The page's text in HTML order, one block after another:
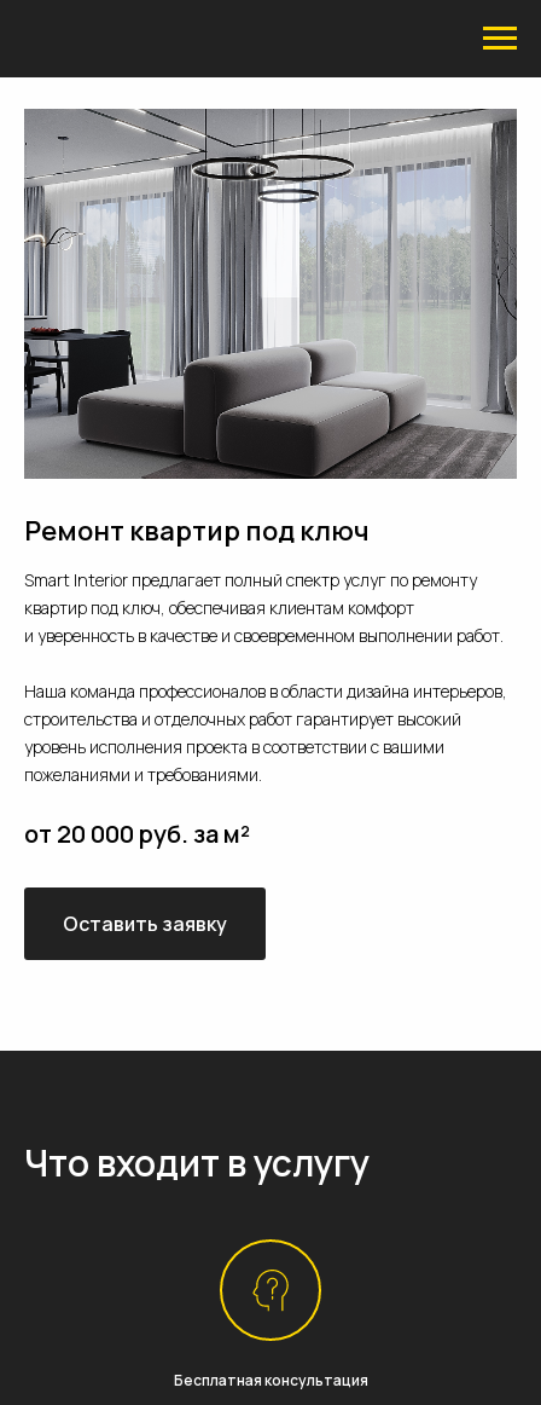
Ремонт квартир под ключ
Smart Interior предлагает полный спектр услуг по ремонту
квартир под ключ, обеспечивая клиентам комфорт
и уверенность в качестве и своевременном выполнении работ.
Наша команда профессионалов в области дизайна интерьеров,
строительства и отделочных работ гарантирует высокий
уровень исполнения проекта в соответствии с вашими
пожеланиями и требованиями.
от 20 000 руб. за м²
Оставить заявку
Что входит в услугу
Бесплатная консультация